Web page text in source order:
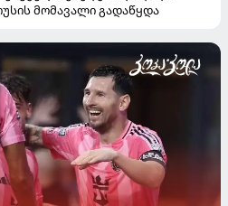
მომავალი გადაწყდა